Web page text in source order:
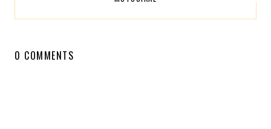
0 COMMENTS